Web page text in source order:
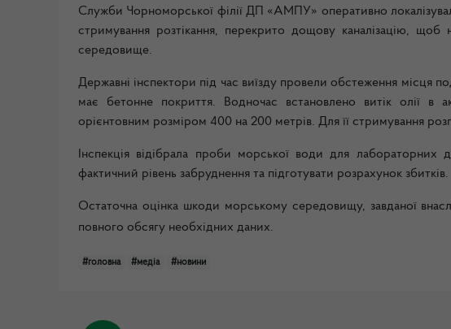
Служби Чорноморської філії ДП «АМПУ» оперативно
стримування розтікання, перекрито дощову каналізацію,
середовище.
Державні інспектори під час виїзду провели обстеження місця
має бетонне покриття. Водночас встановлено витік олії в
орієнтовним розміром 400 на 200 метрів. Для її стримування
Інспекція відібрала проби морської води для лабораторних
фактичний рівень забруднення та підготувати розрахунок збитків.
Остаточна оцінка шкоди морському середовищу, завданої
повного обсягу необхідних даних.
#головна #медіа #новини